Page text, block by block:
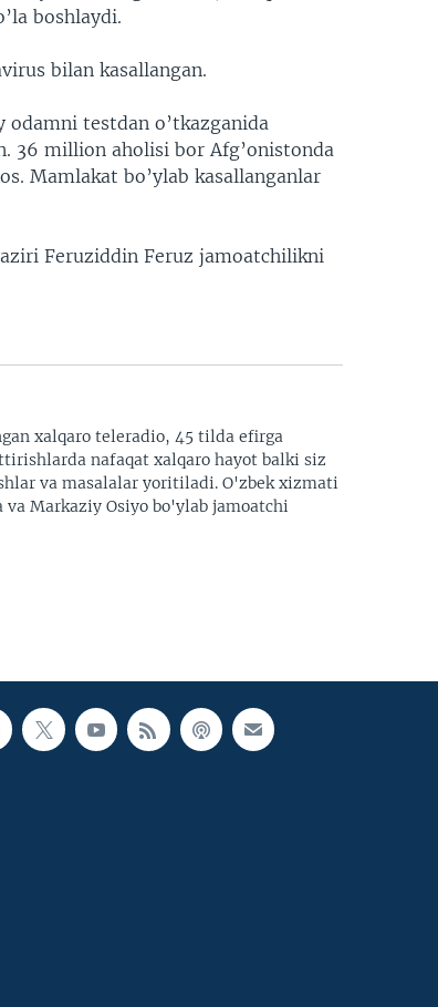
boshlaydi.
bilan kasallangan.
odamni testdan o’tkazganida
36 million aholisi bor Afg’onistonda
Mamlakat bo’ylab kasallanganlar
Feruziddin Feruz jamoatchilikni
xalqaro teleradio, 45 tilda efirga
nafaqat xalqaro hayot balki siz
va masalalar yoritiladi. O'zbek xizmati
Markaziy Osiyo bo'ylab jamoatchi